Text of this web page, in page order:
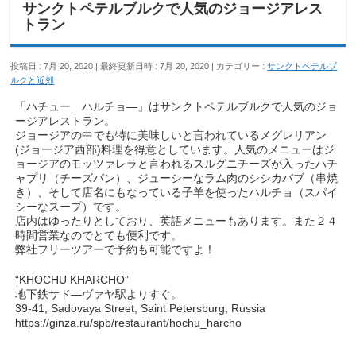
サンクトペテルブルクで人気のジョージアレス
トラン
投稿日 : 7月 20, 2020 最終更新日時 : 7月 20, 2020 カテゴリー :サンクトペテルブ
ルクと近郊
「ハチュー ハルチョ―」はサンクトペテルブルクで人気のジョ
ージアレストラン。
ジョージアの中でも特に美味しいと言われているメグレリアン
(ジョージア西部)料理を得意としています。人気のメニューはジ
ョージアのモッツァレラと言われるスルグニチーズが入ったハチ
ャプリ（チーズパン）、ジューシーなラム肉のシシカバブ（串焼
き）、そして店名にもなっている子羊を使ったハルチョ（スパイ
シーなスープ）です。
店内はゆったりとしており、英語メニューもあります。また２４
時間営業なのでとても便利です。
弊社フリーツアーで予約も可能ですよ！
“KHOCHU KHARCHO”
地下鉄サド―ヴァヤ駅よりすぐ。
39-41, Sadovaya Street, Saint Petersburg, Russia
https://ginza.ru/spb/restaurant/hochu_harcho